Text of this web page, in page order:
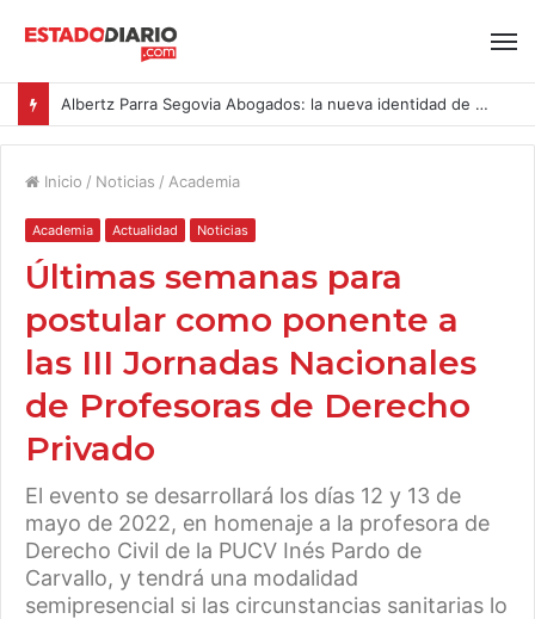
Albertz Parra Segovia Abogados: la nueva identidad de Segovia Consulting
Inicio / Noticias / Academia
Academia Actualidad Noticias
Últimas semanas para
postular como ponente a
las III Jornadas Nacionales
de Profesoras de Derecho
Privado
El evento se desarrollará los días 12 y 13 de
mayo de 2022, en homenaje a la profesora de
Derecho Civil de la PUCV Inés Pardo de
Carvallo, y tendrá una modalidad
semipresencial si las circunstancias sanitarias lo